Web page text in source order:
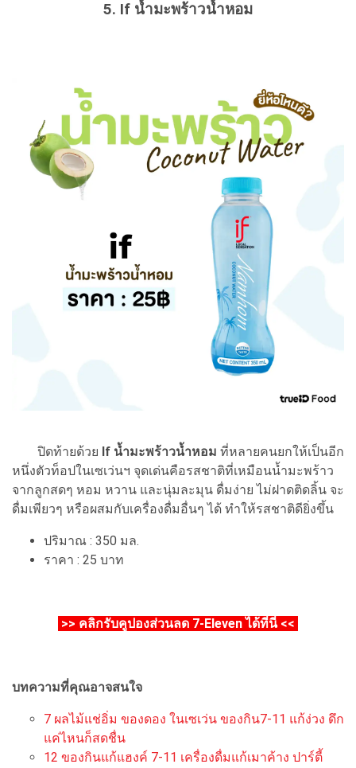
5. If น้ำมะพร้าวน้ำหอม
ปิดท้ายด้วย If น้ำมะพร้าวน้ำหอม ที่หลายคนยกให้เป็นอีก
หนึ่งตัวท็อปในเซเว่นฯ จุดเด่นคือรสชาติที่เหมือนน้ำมะพร้าว
จากลูกสดๆ หอม หวาน และนุ่มละมุน ดื่มง่าย ไม่ฝาดติดลิ้น จะ
ดื่มเพียวๆ หรือผสมกับเครื่องดื่มอื่นๆ ได้ ทำให้รสชาติดียิ่งขึ้น
ปริมาณ : 350 มล.
ราคา : 25 บาท
>> คลิกรับคูปองส่วนลด 7-Eleven ได้ที่นี่<<
บทความที่คุณอาจสนใจ
7 ผลไม้แช่อิ่ม ของดอง ในเซเว่น ของกิน7-11 แก้ง่วง ดึก
แค่ไหนก็สดชื่น
12 ของกินแก้แฮงค์ 7-11 เครื่องดื่มแก้เมาค้าง ปาร์ตี้